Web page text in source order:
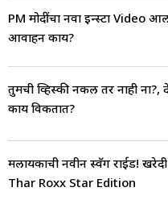
PM मोदींचा नवा इन्स्टा Video
आवाहन काय?
तुमची व्हिस्की नकली तर नाही ना?,
काय विकतात?
मलायकाची नवीन स्वॅग राईड!
Thar Roxx Star Edition